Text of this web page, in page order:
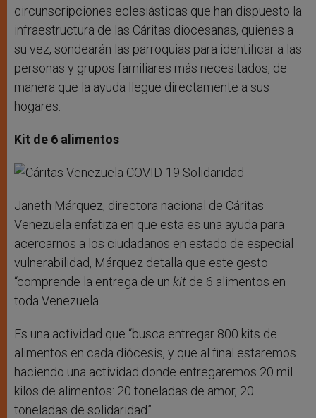
circunscripciones eclesiásticas que han dispuesto la
infraestructura de las Cáritas diocesanas, quienes a
su vez, sondearán las parroquias para identificar a las
personas y grupos familiares más necesitados, de
manera que la ayuda llegue directamente a sus
hogares.
Kit de 6 alimentos
Janeth Márquez, directora nacional de Cáritas
Venezuela enfatiza en que esta es una ayuda para
acercarnos a los ciudadanos en estado de especial
vulnerabilidad, Márquez detalla que este gesto
“comprende la entrega de un kit de 6 alimentos en
toda Venezuela.
Es una actividad que “busca entregar 800 kits de
alimentos en cada diócesis, y que al final estaremos
haciendo una actividad donde entregaremos 20 mil
kilos de alimentos: 20 toneladas de amor, 20
toneladas de solidaridad”.